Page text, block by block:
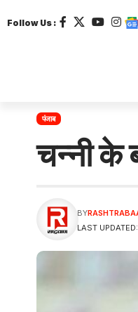
Follow Us :
पंजाब
चन्नी के
LAST
BY